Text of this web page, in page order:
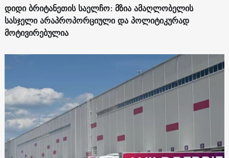
დიდი ბრიტანეთის საელჩო: მზია ამაღლობელის
სასჯელი არაპროპორციული და პოლიტიკურად
მოტივირებულია